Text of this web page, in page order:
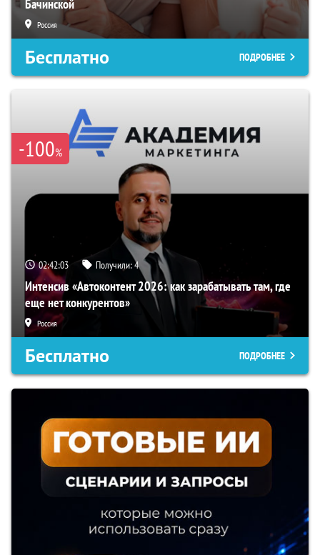
Бачинской
Россия
Бесплатно ПОДРОБНЕЕ
-100%
02:42:02 Получили:4
Интенсив «Автоконтент 2026: как зарабатывать там, где
еще нет конкурентов»
Россия
Бесплатно ПОДРОБНЕЕ